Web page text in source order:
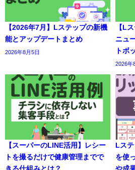
【2026年7月】Lステップの新機
能とアップデートまとめ
2026年8月5日
【L
ニュ
トボ
2026年
【スーパーのLINE活用】レシー
トを撮るだけで健康管理までで
きる仕組みとは？
Lス
を使
や成